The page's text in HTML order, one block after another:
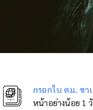
กรอกใบ ตม. ขา
หน้าอย่างน้อย 1